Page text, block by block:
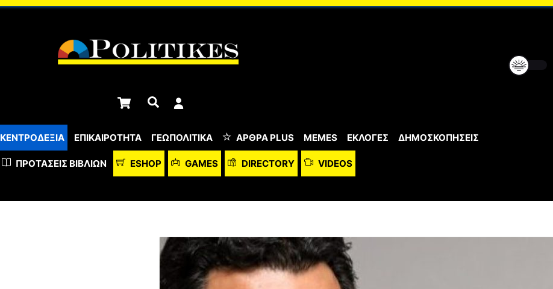
Cart Αναζήτηση
ΚΕΝΤΡΟΔΕΞΙΑ ΕΠΙΚΑΙΡΟΤΗΤΑ ΓΕΩΠΟΛΙΤΙΚΑ ΆΡΘΡΑ PLUS MEMES ΕΚΛΟΓΕΣ ΔΗΜΟΣΚΟΠΗΣΕΙΣ
ΠΡΟΤΆΣΕΙΣ ΒΙΒΛΊΩΝ ESHOP GAMES DIRECTORY VIDEOS